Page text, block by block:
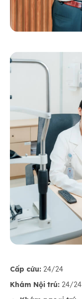
Cấp cứu: 24/24
Khám Nội trú: 24/24